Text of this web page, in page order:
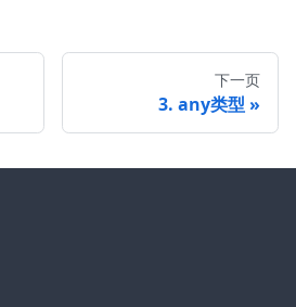
下一页
3. any类型